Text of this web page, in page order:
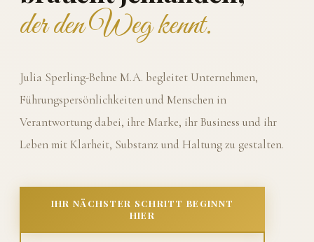
der den Weg kennt.
Julia Sperling-Behne M.A. begleitet Unternehmen,
Führungspersönlichkeiten und Menschen in
Verantwortung dabei, ihre Marke, ihr Business und ihr
Leben mit Klarheit, Substanz und Haltung zu gestalten.
IHR NÄCHSTER SCHRITT BEGINNT
HIER